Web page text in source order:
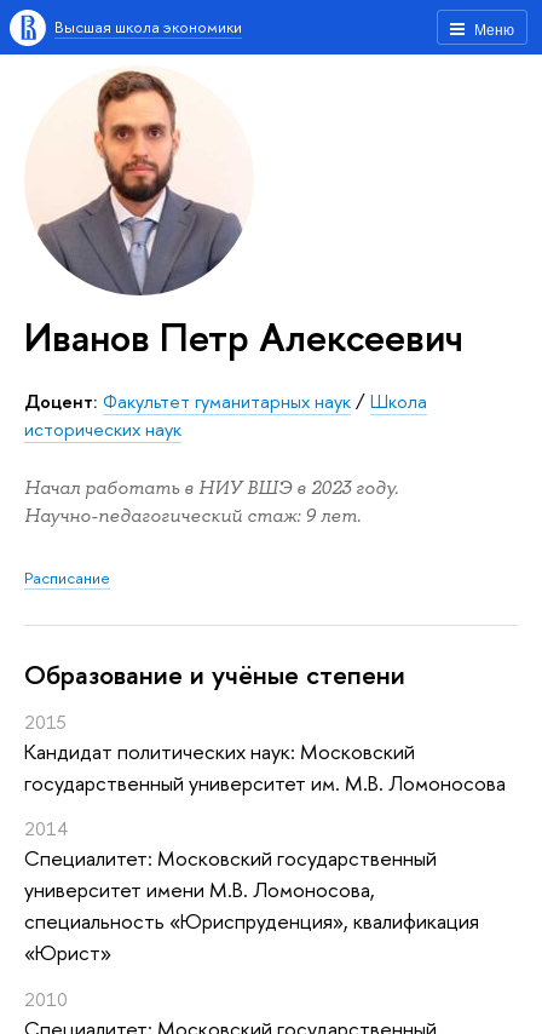
Меню
Высшая школа экономики
Иванов Петр Алексеевич
Доцент: Факультет гуманитарных наук/Школа
исторических наук
Начал работать в НИУ ВШЭ в 2023 году.
Научно-педагогический стаж: 9 лет.
Расписание
Oбразование и учёные степени
2015
Кандидат политических наук: Московский
государственный университет им. М.В. Ломоносова
2014
Специалитет: Московский государственный
университет имени М.В. Ломоносова,
специальность «Юриспруденция», квалификация
«Юрист»
2010
Специалитет: Московский государственный